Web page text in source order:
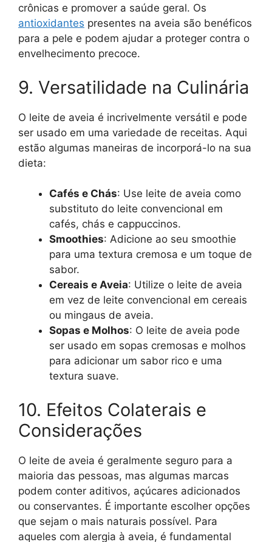
crônicas e promover a saúde geral. Os
antioxidantes presentes na aveia são benéficos
para a pele e podem ajudar a proteger contra o
envelhecimento precoce.
9. Versatilidade na Culinária
O leite de aveia é incrivelmente versátil e pode
ser usado em uma variedade de receitas. Aqui
estão algumas maneiras de incorporá-lo na sua
dieta:
Cafés e Chás: Use leite de aveia como
substituto do leite convencional em
cafés, chás e cappuccinos.
Smoothies: Adicione ao seu smoothie
para uma textura cremosa e um toque de
sabor.
Cereais e Aveia: Utilize o leite de aveia
em vez de leite convencional em cereais
ou mingaus de aveia.
Sopas e Molhos: O leite de aveia pode
ser usado em sopas cremosas e molhos
para adicionar um sabor rico e uma
textura suave.
10. Efeitos Colaterais e
Considerações
O leite de aveia é geralmente seguro para a
maioria das pessoas, mas algumas marcas
podem conter aditivos, açúcares adicionados
ou conservantes. É importante escolher opções
que sejam o mais naturais possível. Para
aqueles com alergia à aveia, é fundamental